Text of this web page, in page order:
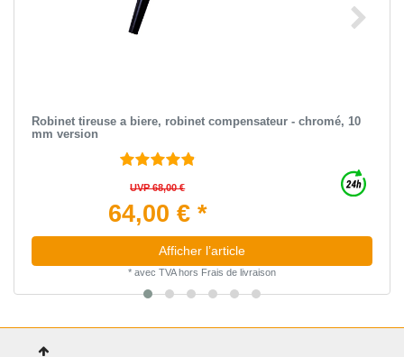
Robinet tireuse a biere, robinet compensateur - chromé, 10
mm version
UVP 68,00 €
64,00 € *
Afficher l’article
* avec TVAhors Frais de livraison